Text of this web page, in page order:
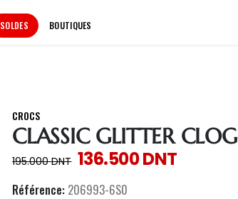
SOLDES BOUTIQUES
CROCS
CLASSIC GLITTER CLOG
195.000DNT 136.500DNT
Référence: 206993-6S0